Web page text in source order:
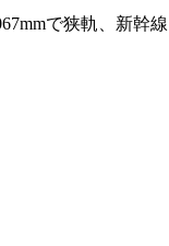
で狭軌、新幹線